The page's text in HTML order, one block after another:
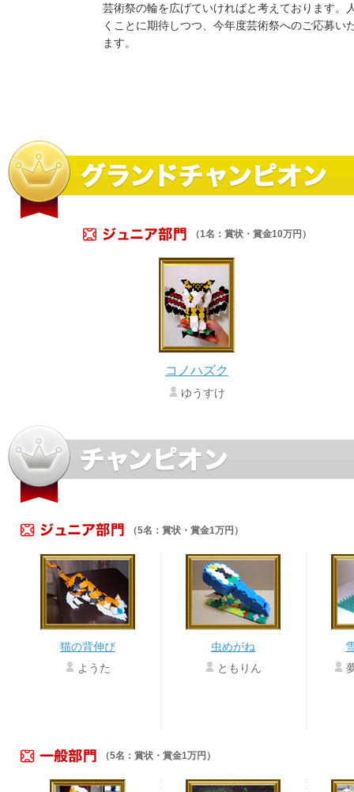
芸術祭の輪を広げていければと考えております
くことに期待しつつ、今年度芸術祭へのご応募
ます。
（1名：賞状・賞金10万円）
コノハズク
ゆうすけ
（5名：賞状・賞金1万円）
猫の背伸び
ようた
虫めがね
ともりん
（5名：賞状・賞金1万円）